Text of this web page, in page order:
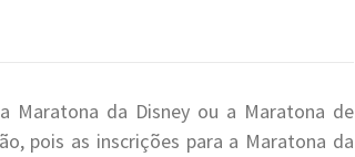
Maratona da Disney ou a Maratona de
pois as inscrições para a Maratona da